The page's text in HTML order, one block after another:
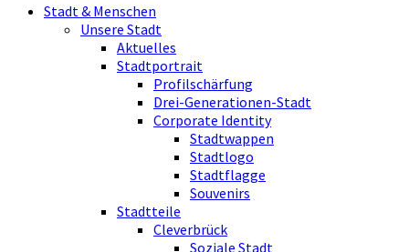
Stadt & Menschen
Unsere Stadt
Aktuelles
Stadtportrait
Profilschärfung
Drei-Generationen-Stadt
Corporate Identity
Stadtwappen
Stadtlogo
Stadtflagge
Souvenirs
Stadtteile
Cleverbrück
Soziale Stadt